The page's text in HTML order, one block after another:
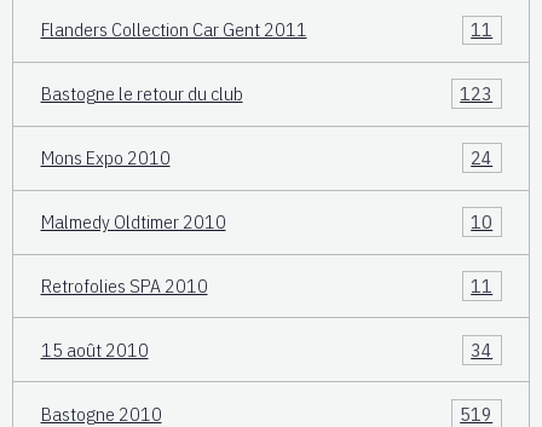
Flanders Collection Car Gent 2011 11
Bastogne le retour du club 123
Mons Expo 2010 24
Malmedy Oldtimer 2010 10
Retrofolies SPA 2010 11
15 août 2010 34
Bastogne 2010 519